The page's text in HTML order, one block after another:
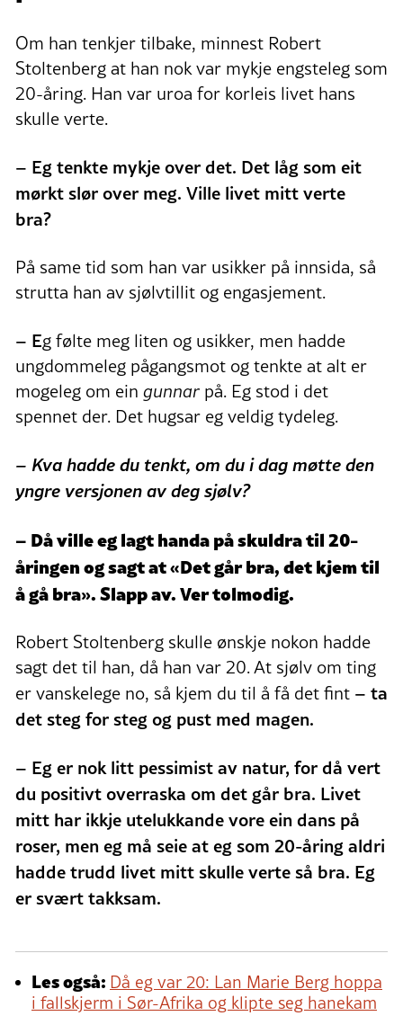
Om han tenkjer tilbake, minnest Robert
Stoltenberg at han nok var mykje engsteleg som
20-åring. Han var uroa for korleis livet hans
skulle verte.
– Eg tenkte mykje over det. Det låg som eit
mørkt slør over meg. Ville livet mitt verte
bra?
På same tid som han var usikker på innsida, så
strutta han av sjølvtillit og engasjement.
– Eg følte meg liten og usikker, men hadde
ungdommeleg pågangsmot og tenkte at alt er
mogeleg om ein gunnar på. Eg stod i det
spennet der. Det hugsar eg veldig tydeleg.
– Kva hadde du tenkt, om du i dag møtte den
yngre versjonen av deg sjølv?
– Då ville eg lagt handa på skuldra til 20-
åringen og sagt at «Det går bra, det kjem til
å gå bra». Slapp av. Ver tolmodig.
Robert Stoltenberg skulle ønskje nokon hadde
sagt det til han, då han var 20. At sjølv om ting
er vanskelege no, så kjem du til å få det fint – ta
det steg for steg og pust med magen.
– Eg er nok litt pessimist av natur, for då vert
du positivt overraska om det går bra. Livet
mitt har ikkje utelukkande vore ein dans på
roser, men eg må seie at eg som 20-åring aldri
hadde trudd livet mitt skulle verte så bra. Eg
er svært takksam.
Les også: Då eg var 20: Lan Marie Berg hoppa
i fallskjerm i Sør-Afrika og klipte seg hanekam